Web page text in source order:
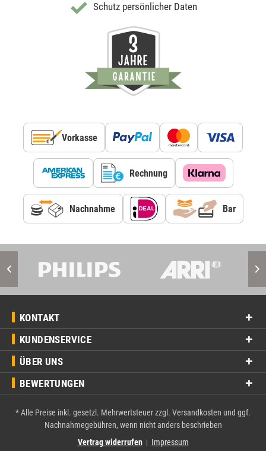
Schutz persönlicher Daten
Vorkasse
Rechnung
Nachnahme Bar
KONTAKT
KUNDENSERVICE
ÜBER UNS
BEWERTUNGEN
* Alle Preise inkl. gesetzl. Mehrwertsteuer zzgl. Versandkosten und ggf.
Nachnahmegebühren, wenn nicht anders beschrieben
Vertrag widerrufen| Impressum